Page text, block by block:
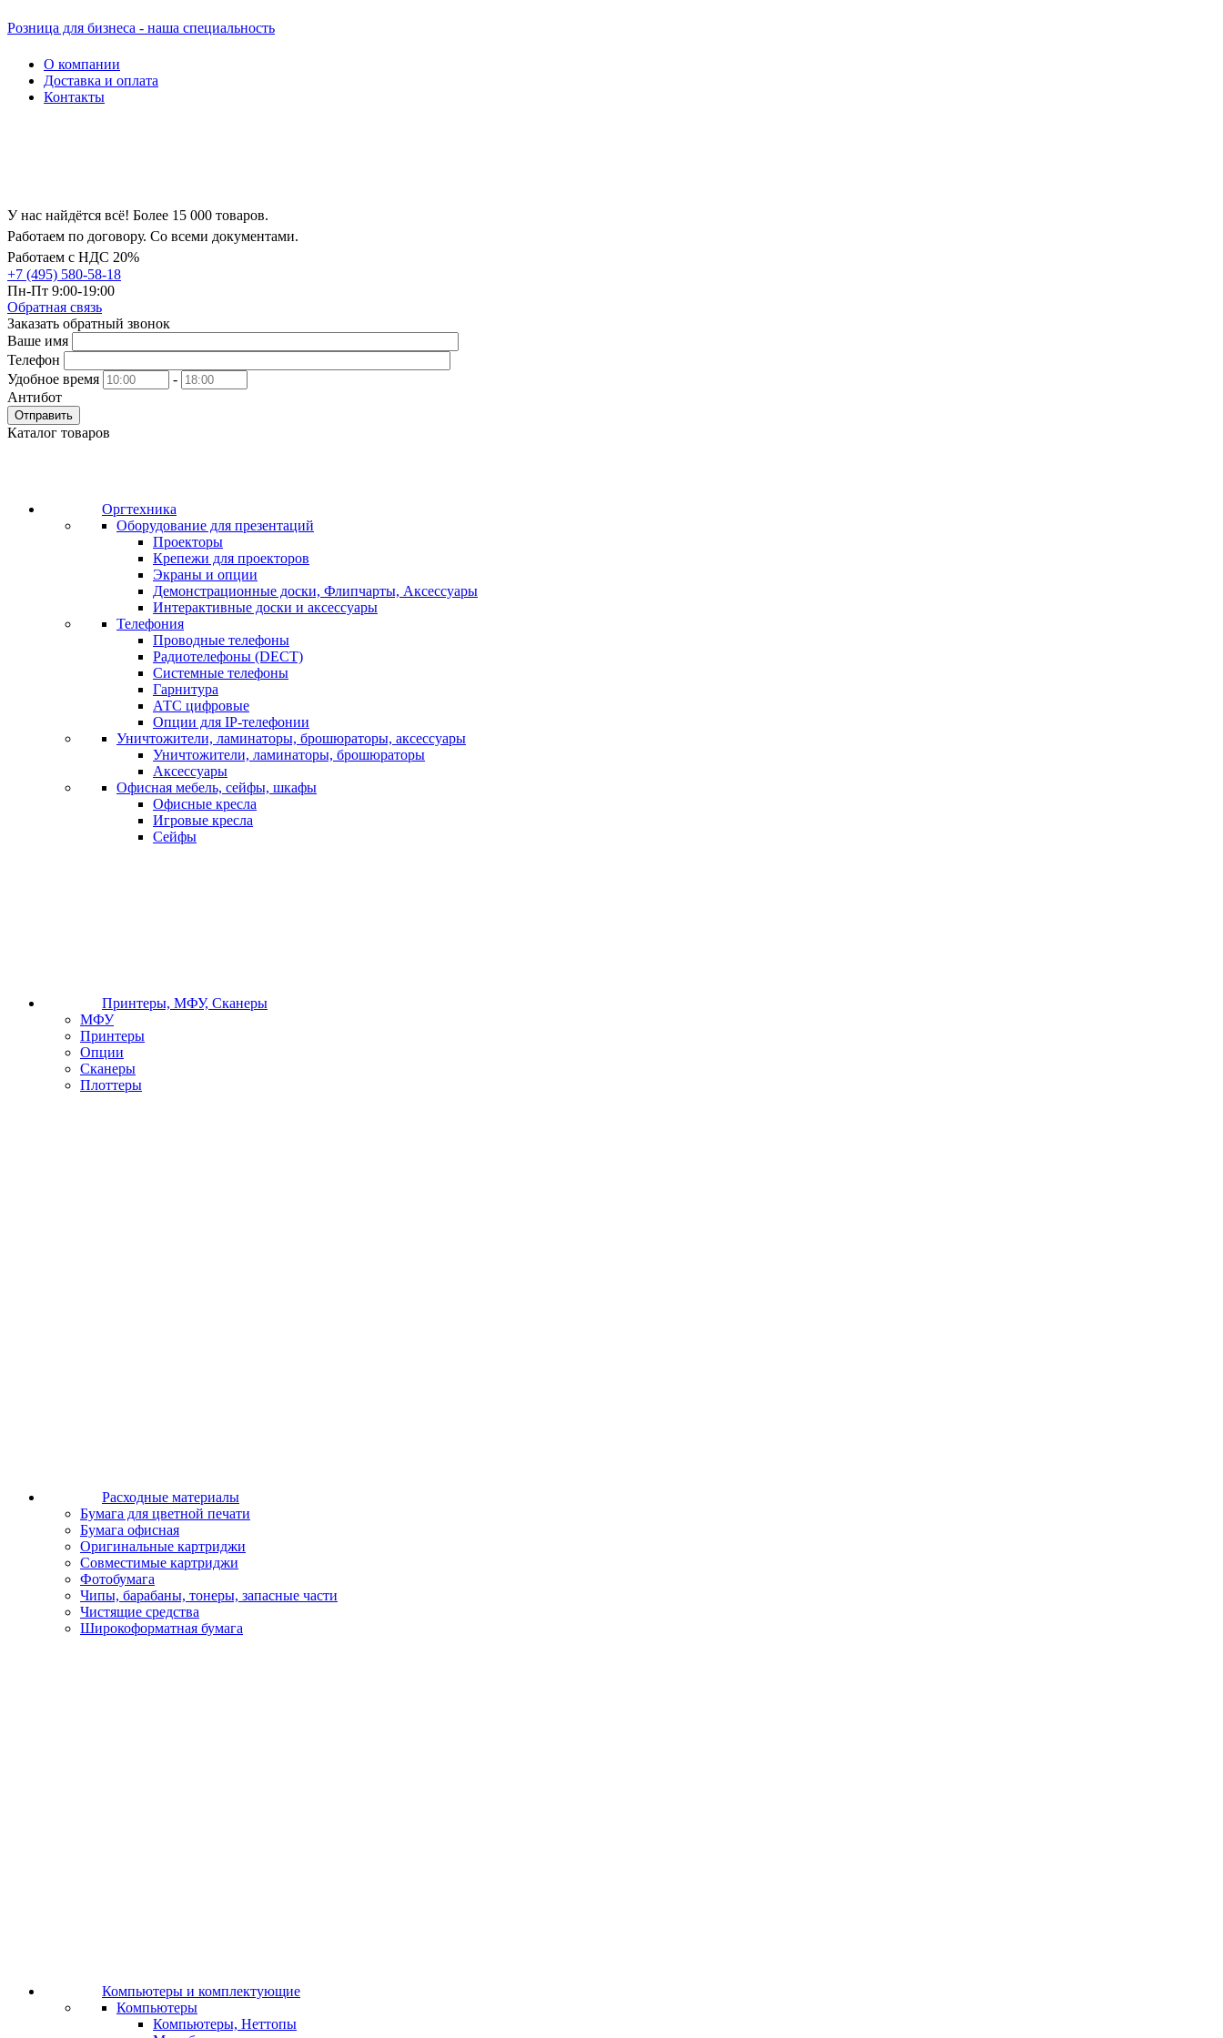
Розница для бизнеса - наша специальность
О компании
Доставка и оплата
Контакты
У нас найдётся всё! Более 15 000 товаров.
Работаем по договору. Со всеми документами.
Работаем с НДС 20%
+7 (495) 580-58-18
Пн-Пт 9:00-19:00
Обратная связь
Заказать обратный звонок
Ваше имя
Телефон
Удобное время
-
Антибот
Отправить
Каталог товаров
Оргтехника
Оборудование для презентаций
Проекторы
Крепежи для проекторов
Экраны и опции
Демонстрационные доски, Флипчарты, Аксессуары
Интерактивные доски и аксессуары
Телефония
Проводные телефоны
Радиотелефоны (DECT)
Системные телефоны
Гарнитура
АТС цифровые
Опции для IP-телефонии
Уничтожители, ламинаторы, брошюраторы, аксессуары
Уничтожители, ламинаторы, брошюраторы
Аксессуары
Офисная мебель, сейфы, шкафы
Офисные кресла
Игровые кресла
Сейфы
Принтеры, МФУ, Сканеры
МФУ
Принтеры
Опции
Сканеры
Плоттеры
Расходные материалы
Бумага для цветной печати
Бумага офисная
Оригинальные картриджи
Совместимые картриджи
Фотобумага
Чипы, барабаны, тонеры, запасные части
Чистящие средства
Широкоформатная бумага
Компьютеры и комплектующие
Компьютеры
Компьютеры, Неттопы